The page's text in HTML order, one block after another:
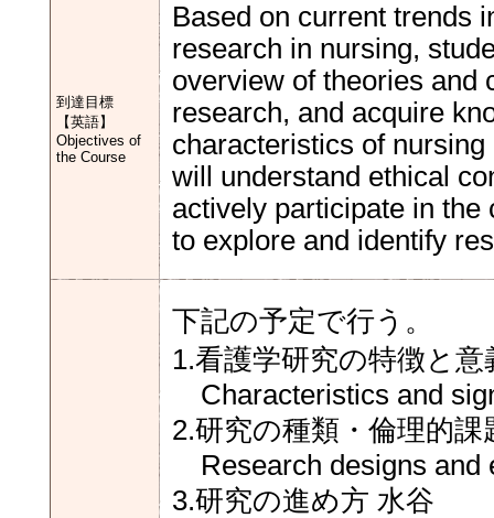
到達目標
【英語】
Objectives of
the Course
Based on current trends
research in nursing,
overview of theories and
research, and acquire
characteristics of
will understand ethical
actively participate in
to explore and identify
下記の予定で行う。
1.看護学研究の特徴と
Characteristics and
2.研究の種類・倫理的
Research designs and
3.研究の進め方 水谷